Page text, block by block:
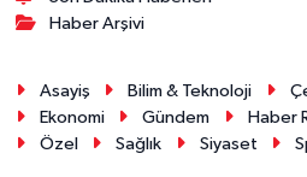
Haber Arşivi
Asayiş Bilim & Teknoloji
Ekonomi
Gündem Haber
Özel
Sağlık Siyaset